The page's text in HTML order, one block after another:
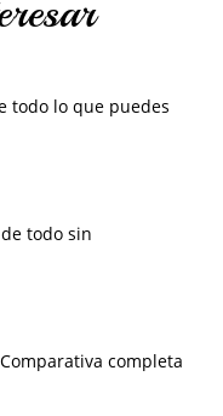
todo lo que puedes
todo sin
completa